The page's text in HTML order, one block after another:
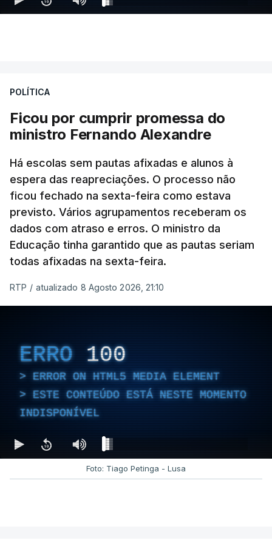
POLÍTICA
Ficou por cumprir promessa do
ministro Fernando Alexandre
Há escolas sem pautas afixadas e alunos à
espera das reapreciações. O processo não
ficou fechado na sexta-feira como estava
previsto. Vários agrupamentos receberam os
dados com atraso e erros. O ministro da
Educação tinha garantido que as pautas seriam
todas afixadas na sexta-feira.
RTP / atualizado 8 Agosto 2026, 21:10
ERRO 100
ERROR ON HTML5 MEDIA ELEMENT
ESTE CONTEÚDO ESTÁ NESTE MOMENTO
INDISPONÍVEL
Foto: Tiago Petinga - Lusa